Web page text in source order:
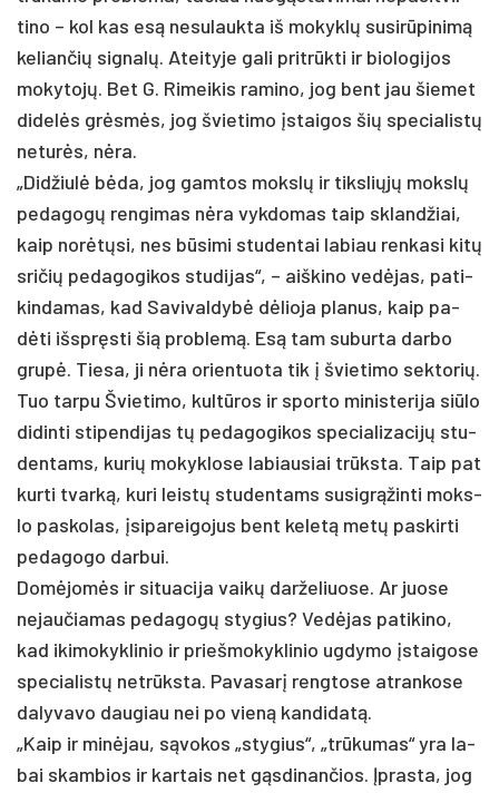
ti­no – kol kas esą ne­su­lauk­ta iš mo­kyklų su­si­rūpi­nimą
ke­lian­čių sig­nalų. Atei­ty­je ga­li pri­trūkti ir bio­lo­gi­jos
mo­ky­tojų. Bet G. Ri­mei­kis ra­mi­no, jog bent jau šie­met
di­delės grėsmės, jog švie­ti­mo įstai­gos šių spe­cia­listų
ne­turės, nėra.
„Did­žiulė bėda, jog gam­tos mokslų ir tiks­liųjų mokslų
pe­da­gogų ren­gi­mas nėra vyk­do­mas taip skland­žiai,
kaip norėtų­si, nes būsi­mi stu­den­tai la­biau ren­ka­si kitų
sri­čių pe­da­go­gi­kos stu­di­jas“, – aiš­ki­no vedė­jas, pa­ti­
kin­da­mas, kad Sa­vi­val­dybė dėlio­ja pla­nus, kaip pa­
dėti išspręs­ti šią pro­blemą. Esą tam su­bur­ta dar­bo
grupė. Tie­sa, ji nėra orien­tuo­ta tik į švie­ti­mo sek­to­rių.
Tuo tar­pu Švie­ti­mo, kultū­ros ir spor­to mi­nis­te­ri­ja siū­lo
di­din­ti sti­pen­di­jas tų pe­da­go­gi­kos spe­cia­li­za­cijų stu­
den­tams, ku­rių mo­kyk­lo­se la­biau­siai trūksta. Taip pat
kur­ti tvarką, ku­ri leistų stu­den­tams su­si­grąžin­ti moks­
lo pa­sko­las, įsi­pa­rei­go­jus bent ke­letą metų pa­skir­ti
pe­da­go­go dar­bui.
Domė­jomės ir si­tua­ci­ja vaikų dar­že­liuo­se. Ar juo­se
ne­jau­čia­mas pe­da­gogų sty­gius? Vedė­jas pa­ti­ki­no,
kad iki­mo­kyk­li­nio ir prie­šmo­kyk­li­nio ug­dy­mo įstai­go­se
spe­cia­listų ne­trūksta. Pa­va­sarį reng­to­se at­ran­ko­se
da­ly­va­vo dau­giau nei po vieną kan­di­datą.
„Kaip ir minė­jau, sąvo­kos „sty­gius“, „trūku­mas“ yra la­
bai skam­bios ir kar­tais net gąsdi­nan­čios. Įpras­ta, jog